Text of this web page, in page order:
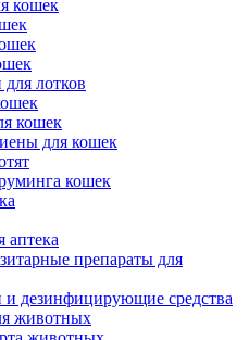
кошек
лотков
кошек
для кошек
кошек
аптека
препараты для
и дезинфицирующие средства
животных